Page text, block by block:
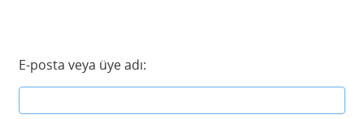
E-posta veya üye adı: